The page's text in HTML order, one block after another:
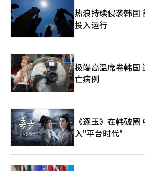
监管。 经过与财政经济部及相关公共机构数月的艰苦协商，在进
入监管、技术开发、采购与招标、工作程
治了多达251项监管。这不仅仅是简单的
民间合作，实质性地打破了企业最痛苦的
括取消过度的准入限制、减免中小企业技
的保证金负担等。 特别是在此次监管改革过程中，勇敢放下长期
以来的行政既得利益和便利，积极推动规
值得深深感谢。他们自我打破了坚固的官
度彻底改变了制度，展示了民间合作如何
现在，我们必须坚定地发出“一个政府，
制定的中央部门和执行的公共机构，必
业的动态增长”这一共同目标紧密合作。
崎岖道路，集中所有力量，确保我们的中
束缚的公平舞台上自由腾飞。※ 本报道经
与编辑。
热浪持续侵袭韩国
投入运行
极端高温席卷韩国
亡病例
《逐玉》在韩破
入"平台时代"